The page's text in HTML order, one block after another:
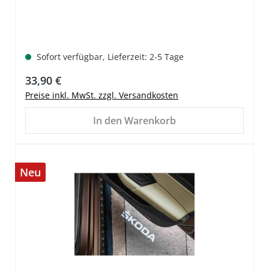
Sofort verfügbar, Lieferzeit: 2-5 Tage
Regulärer Preis:
33,90 €
Preise inkl. MwSt. zzgl. Versandkosten
In den Warenkorb
Neu